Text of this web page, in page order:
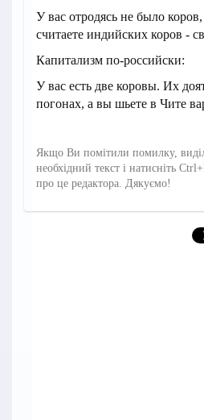
У вас отродясь не было
считаете индийских коров -
Капитализм по-российски:
У вас есть две коровы. Их
погонах, а вы шьете в Чите
Якщо Ви помітили помилку,
необхідний текст і натисніть
про це редактора. Дякуємо!